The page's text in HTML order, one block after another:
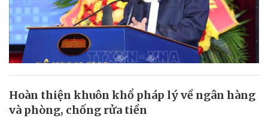
Hoàn thiện khuôn khổ pháp lý về ngân hàng
và phòng, chống rửa tiền